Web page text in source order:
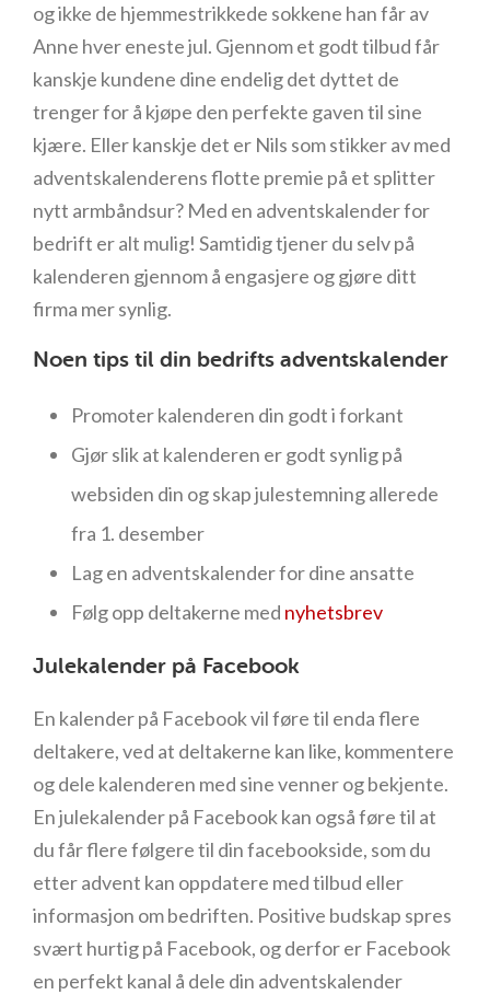
og ikke de hjemmestrikkede sokkene han får av
Anne hver eneste jul. Gjennom et godt tilbud får
kanskje kundene dine endelig det dyttet de
trenger for å kjøpe den perfekte gaven til sine
kjære. Eller kanskje det er Nils som stikker av med
adventskalenderens flotte premie på et splitter
nytt armbåndsur? Med en adventskalender for
bedrift er alt mulig! Samtidig tjener du selv på
kalenderen gjennom å engasjere og gjøre ditt
firma mer synlig.
Noen tips til din bedrifts adventskalender
Promoter kalenderen din godt i forkant
Gjør slik at kalenderen er godt synlig på
websiden din og skap julestemning allerede
fra 1. desember
Lag en adventskalender for dine ansatte
Følg opp deltakerne med nyhetsbrev
Julekalender på Facebook
En kalender på Facebook vil føre til enda flere
deltakere, ved at deltakerne kan like, kommentere
og dele kalenderen med sine venner og bekjente.
En julekalender på Facebook kan også føre til at
du får flere følgere til din facebookside, som du
etter advent kan oppdatere med tilbud eller
informasjon om bedriften. Positive budskap spres
svært hurtig på Facebook, og derfor er Facebook
en perfekt kanal å dele din adventskalender